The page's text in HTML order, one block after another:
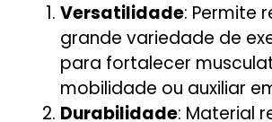
Versatilidade: Permite
grande variedade de
para fortalecer
mobilidade ou auxiliar
Durabilidade: Material